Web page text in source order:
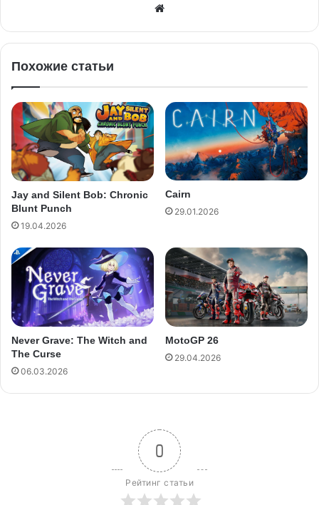
Похожие статьи
Jay and Silent Bob: Chronic
Blunt Punch
19.04.2026
Cairn
29.01.2026
Never Grave: The Witch and
The Curse
06.03.2026
MotoGP 26
29.04.2026
0
Рейтинг статьи